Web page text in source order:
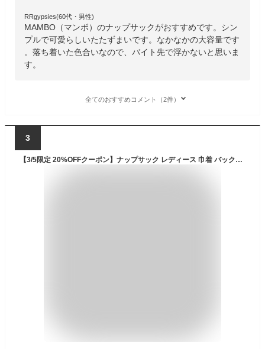
RRgypsies(60代・男性)
MAMBO（マンボ）のナップサックがおすすめです。シン
プルで可愛らしいたたずまいです。なかなかの大容量です
。落ち着いた色合いなので、バイト先で浮かないと思いま
す。
全てのおすすめコメント（2件）
3
【3/5限定 20%OFFクーポン】ナップサック レディース 巾着 バックパック リュックサック かわいい 韓国ファッション ナップリュック ナップザック 軽量 軽い バッグ かばん 黒 ブラック 白 ホワイト パステル ピンク ブルー 2024 秋 秋